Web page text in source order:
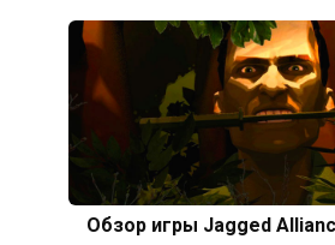
Обзор игры Jagged